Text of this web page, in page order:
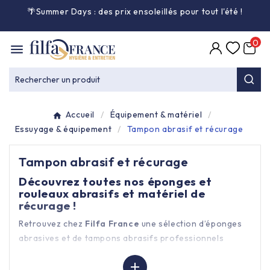
🌴Summer Days : des prix ensoleillés pour tout l'été!

Entretien général
Équipement & matériel 
Collecte des déchets 
Produit ouate 
Produit d'accueil 
Hygiène mains 
Rechercher un produit
0
Accueil
Équipement & matériel
Essuyage & équipement
Tampon abrasif et récurage
Tampon abrasif et récurage
Découvrez toutes nos éponges et
rouleaux abrasifs et matériel de
récurage !
Retrouvez chez Filfa France une sélection d’éponges
abrasives et de tampons abrasifs professionnels
adaptés à divers types de surfaces aux meilleurs prix. Ils
sont indispensables pour le nettoyage en profondeur
